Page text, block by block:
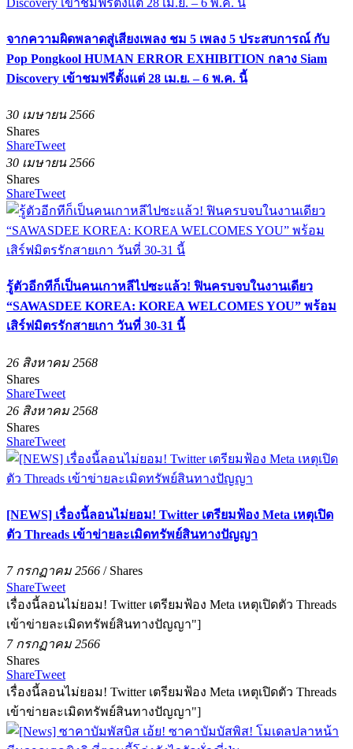
จากความผิดพลาดสู่เสียงเพลง ชม 5 เพลง 5 ประสบการณ์ กับ
Pop Pongkool HUMAN ERROR EXHIBITION กลาง Siam
Discovery เข้าชมฟรีตั้งแต่ 28 เม.ย. – 6 พ.ค. นี้
30 เมษายน 2566
Shares
ShareTweet
30 เมษายน 2566
Shares
ShareTweet
รู้ตัวอีกทีก็เป็นคนเกาหลีไปซะแล้ว! ฟินครบจบในงานเดียว
“SAWASDEE KOREA: KOREA WELCOMES YOU” พร้อม
เสิร์ฟมิตรรักสายเกา วันที่ 30-31 นี้
26 สิงหาคม 2568
Shares
ShareTweet
26 สิงหาคม 2568
Shares
ShareTweet
[NEWS] เรื่องนี้ลอนไม่ยอม! Twitter เตรียมฟ้อง Meta เหตุเปิด
ตัว Threads เข้าข่ายละเมิดทรัพย์สินทางปัญญา
7 กรกฏาคม 2566 / Shares
ShareTweet
เรื่องนี้ลอนไม่ยอม! Twitter เตรียมฟ้อง Meta เหตุเปิดตัว Threads
เข้าข่ายละเมิดทรัพย์สินทางปัญญา"]
7 กรกฏาคม 2566
Shares
ShareTweet
เรื่องนี้ลอนไม่ยอม! Twitter เตรียมฟ้อง Meta เหตุเปิดตัว Threads
เข้าข่ายละเมิดทรัพย์สินทางปัญญา"]